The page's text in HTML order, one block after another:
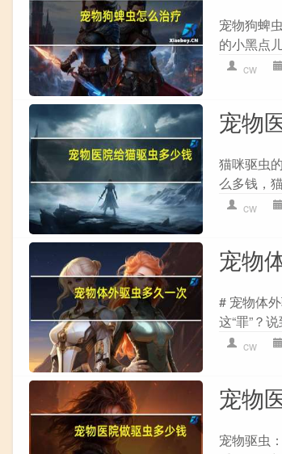
宠物狗蜱
的小黑点
cw
宠物
猫咪驱虫
么多钱，
cw
宠物
# 宠物体
这“罪”？
cw
宠物
宠物驱虫